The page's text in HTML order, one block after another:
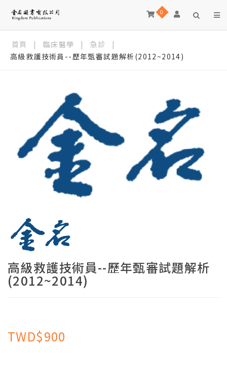
0
首頁 | 臨床醫學 | 急診
|
高級救護技術員--歷年甄審試題解析(2012~2014)
高級救護技術員--歷年甄審試題解析
(2012~2014)
TWD$900